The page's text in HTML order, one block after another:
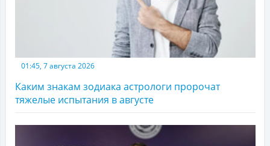
01:45, 7 августа 2026
Каким знакам зодиака астрологи пророчат
тяжелые испытания в августе